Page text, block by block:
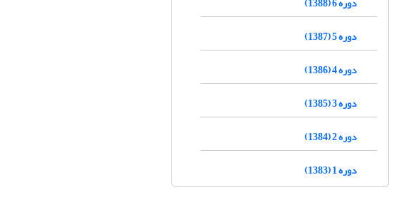
دوره 5 (1387)
دوره 4 (1386)
دوره 3 (1385)
دوره 2 (1384)
دوره 1 (1383)